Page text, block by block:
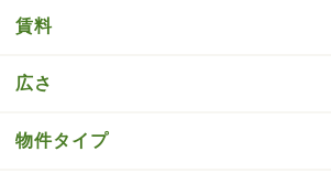
賃料
広さ
物件タイプ